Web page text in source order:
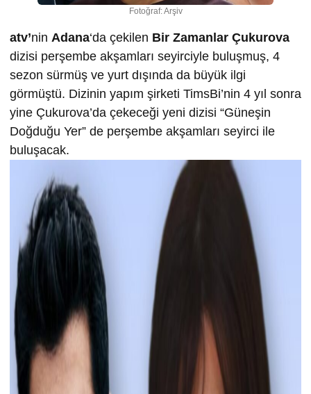
Fotoğraf: Arşiv
atv’nin Adana‘da çekilen Bir Zamanlar Çukurova
dizisi perşembe akşamları seyirciyle buluşmuş, 4
sezon sürmüş ve yurt dışında da büyük ilgi
görmüştü. Dizinin yapım şirketi TimsBi’nin 4 yıl sonra
yine Çukurova’da çekeceği yeni dizisi “Güneşin
Doğduğu Yer” de perşembe akşamları seyirci ile
buluşacak.